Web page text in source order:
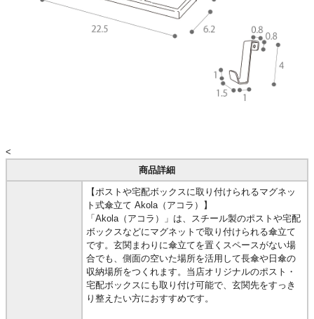
<
商品詳細
【ポストや宅配ボックスに取り付けられるマグネッ
ト式傘立て Akola（アコラ）】
「Akola（アコラ）」は、スチール製のポストや宅配
ボックスなどにマグネットで取り付けられる傘立て
です。玄関まわりに傘立てを置くスペースがない場
合でも、側面の空いた場所を活用して長傘や日傘の
収納場所をつくれます。当店オリジナルのポスト・
宅配ボックスにも取り付け可能で、玄関先をすっき
り整えたい方におすすめです。